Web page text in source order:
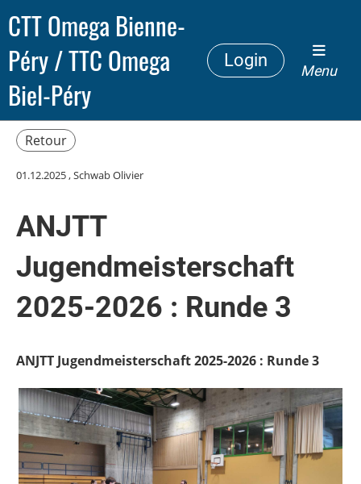
CTT Omega Bienne-
Péry / TTC Omega
Biel-Péry
Login
Menu
Retour
01.12.2025, Schwab Olivier
ANJTT
Jugendmeisterschaft
2025-2026 : Runde 3
ANJTT Jugendmeisterschaft 2025-2026 : Runde 3